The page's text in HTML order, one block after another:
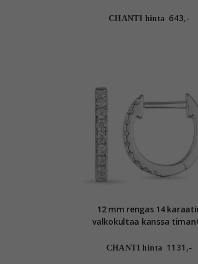
grown timantti
CHANTI hinta 643,-
12 mm rengas 14
valkokultaa kanssa
CHANTI hinta 1131,-